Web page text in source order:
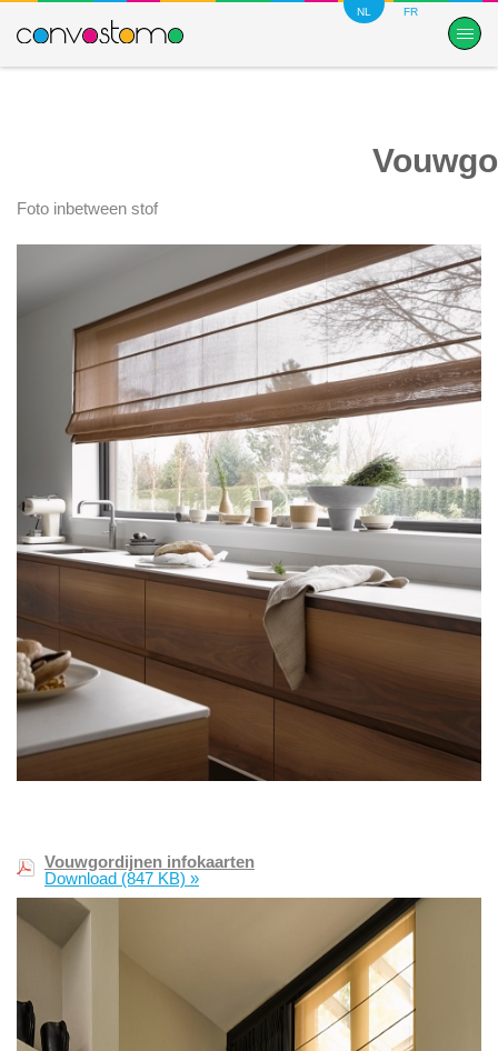
NL FR
Foto inbetween stof
Vouwgordijnen infokaarten
Download (847 KB) »